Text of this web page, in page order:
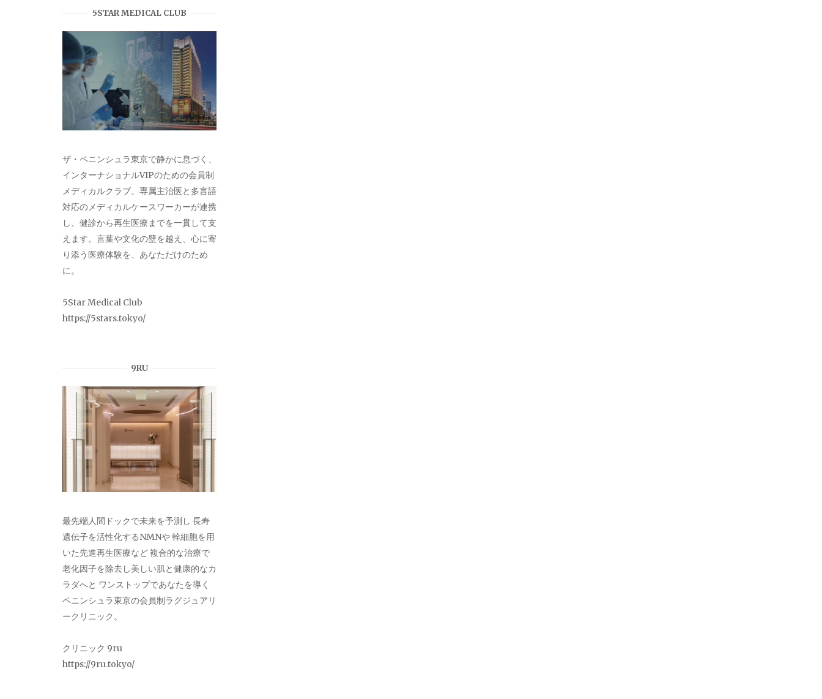
5STAR MEDICAL CLUB
ザ・ペニンシュラ東京で静かに息づく、
インターナショナルVIPのための会員制
メディカルクラブ。専属主治医と多言語
対応のメディカルケースワーカーが連携
し、健診から再生医療までを一貫して支
えます。言葉や文化の壁を越え、心に寄
り添う医療体験を、あなただけのため
に。
5Star Medical Club
https://5stars.tokyo/
9RU
最先端人間ドックで未来を予測し 長寿
遺伝子を活性化するNMNや 幹細胞を用
いた先進再生医療など 複合的な治療で
老化因子を除去し美しい肌と健康的なカ
ラダへと ワンストップであなたを導く
ペニンシュラ東京の会員制ラグジュアリ
ークリニック。
クリニック 9ru
https://9ru.tokyo/